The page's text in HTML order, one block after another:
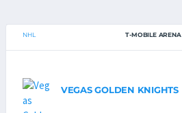
NHL T-MOBILE ARENA
VEGAS GOLDEN KNIGHTS